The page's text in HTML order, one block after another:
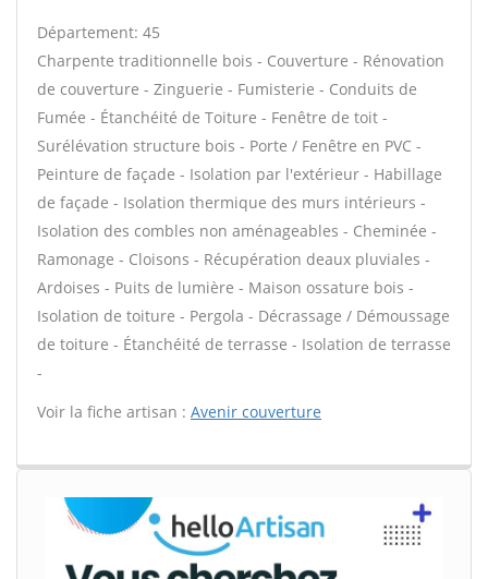
Département: 45
Charpente traditionnelle bois - Couverture - Rénovation
de couverture - Zinguerie - Fumisterie - Conduits de
Fumée - Étanchéité de Toiture - Fenêtre de toit -
Surélévation structure bois - Porte / Fenêtre en PVC -
Peinture de façade - Isolation par l'extérieur - Habillage
de façade - Isolation thermique des murs intérieurs -
Isolation des combles non aménageables - Cheminée -
Ramonage - Cloisons - Récupération deaux pluviales -
Ardoises - Puits de lumière - Maison ossature bois -
Isolation de toiture - Pergola - Décrassage / Démoussage
de toiture - Étanchéité de terrasse - Isolation de terrasse
-
Voir la fiche artisan : Avenir couverture